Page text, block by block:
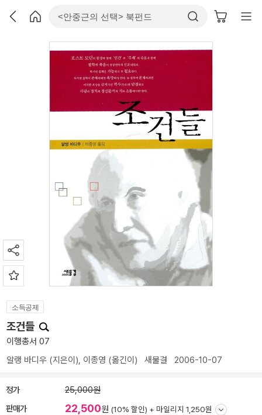
소득공제
조건들
이행총서 07
알랭 바디우 (지은이), 이종영 (옮긴이) 새물결 2006-10-07
정가 25,000원
판매가 22,500원 (10% 할인) + 마일리지 1,250원